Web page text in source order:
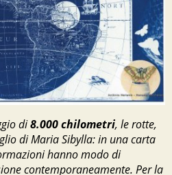
di8.000 chilometri, le rotte,
di Maria Sibylla: in una carta
hanno modo di
contemporaneamente. Per la